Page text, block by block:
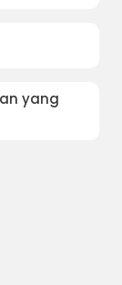
yang